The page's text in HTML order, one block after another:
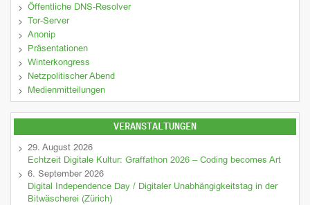
Öffentliche DNS-Resolver
Tor-Server
Anonip
Präsentationen
Winterkongress
Netzpolitischer Abend
Medienmitteilungen
VERANSTALTUNGEN
29. August 2026
Echtzeit Digitale Kultur: Graffathon 2026 – Coding becomes Art
6. September 2026
Digital Independence Day / Digitaler Unabhängigkeitstag in der
Bitwäscherei (Zürich)